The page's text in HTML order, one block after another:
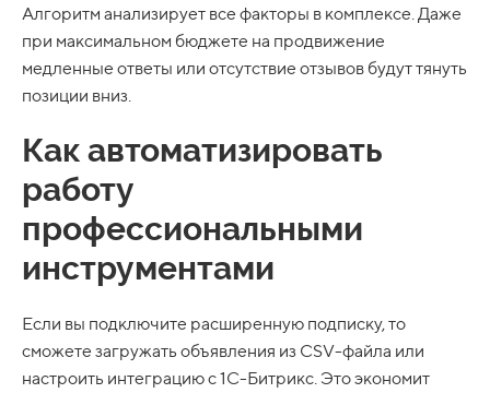
Алгоритм анализирует все факторы в комплексе. Даже
при максимальном бюджете на продвижение
медленные ответы или отсутствие отзывов будут тянуть
позиции вниз.
Как автоматизировать
работу
профессиональными
инструментами
Если вы подключите расширенную подписку, то
сможете загружать объявления из CSV-файла или
настроить интеграцию с 1С-Битрикс. Это экономит